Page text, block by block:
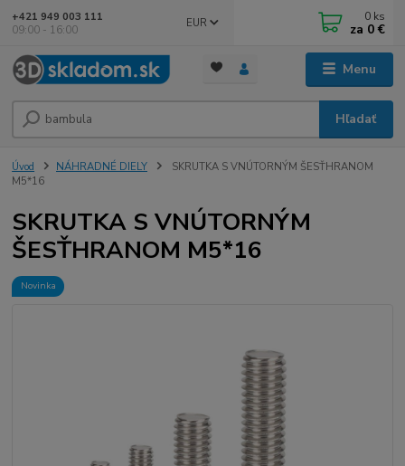
Menu
EUR
Hľadať
+421 949 003 111
09:00 - 16:00
0 ks
za 0 €
Úvod NÁHRADNÉ DIELY
SKRUTKA S VNÚTORNÝM ŠESŤHRANOM
M5*16
SKRUTKA S VNÚTORNÝM
ŠESŤHRANOM M5*16
Novinka